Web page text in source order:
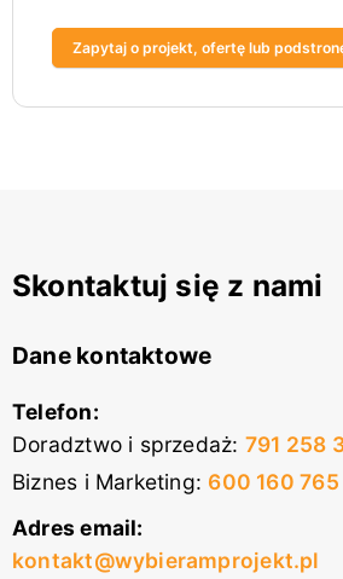
Zapytaj o projekt, ofertę lub
Skontaktuj się z nami
Dane kontaktowe
Telefon:
Doradztwo i sprzedaż: 791 258
Biznes i Marketing: 600 160 765
Adres email:
kontakt@wybieramprojekt.pl